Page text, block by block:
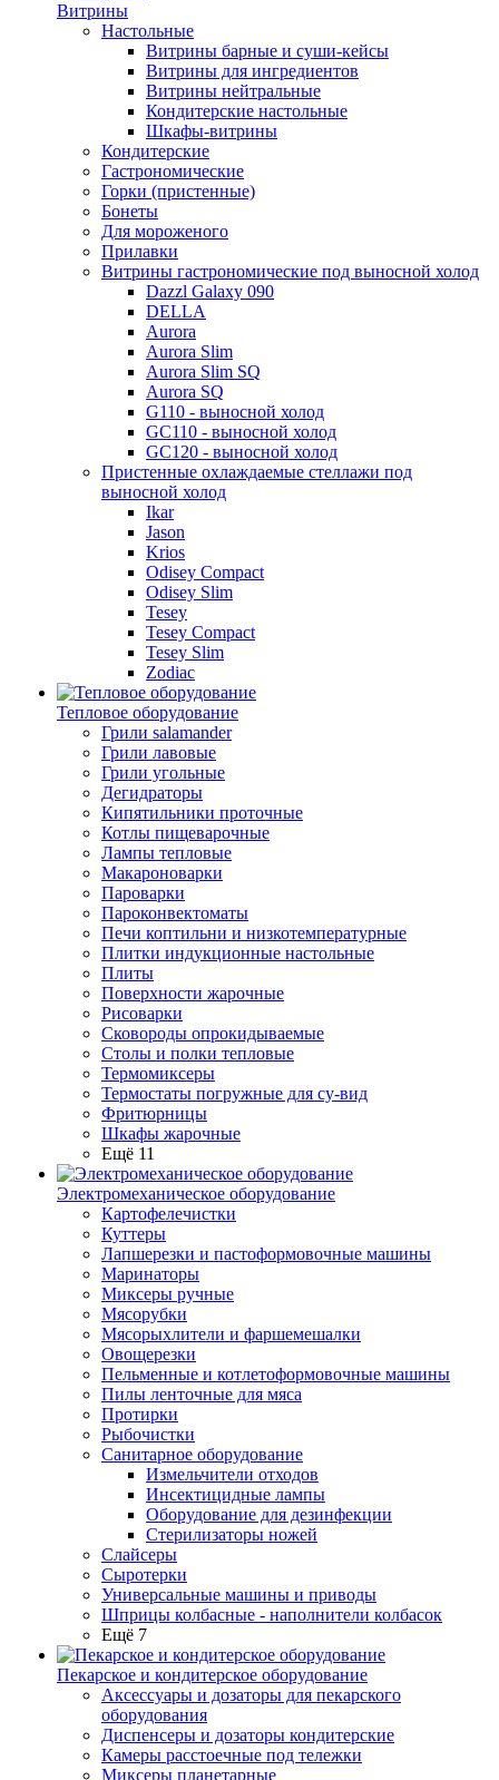
Витрины
Настольные
Витрины барные и суши-кейсы
Витрины для ингредиентов
Витрины нейтральные
Кондитерские настольные
Шкафы-витрины
Кондитерские
Гастрономические
Горки (пристенные)
Бонеты
Для мороженого
Прилавки
Витрины гастрономические под выносной холод
Dazzl Galaxy 090
DELLA
Aurora
Aurora Slim
Aurora Slim SQ
Aurora SQ
G110 - выносной холод
GC110 - выносной холод
GC120 - выносной холод
Пристенные охлаждаемые стеллажи под
выносной холод
Ikar
Jason
Krios
Odisey Compact
Odisey Slim
Tesey
Tesey Compact
Tesey Slim
Zodiac
Тепловое оборудование
Грили salamander
Грили лавовые
Грили угольные
Дегидраторы
Кипятильники проточные
Котлы пищеварочные
Лампы тепловые
Макароноварки
Пароварки
Пароконвектоматы
Печи коптильни и низкотемпературные
Плитки индукционные настольные
Плиты
Поверхности жарочные
Рисоварки
Сковороды опрокидываемые
Столы и полки тепловые
Термомиксеры
Термостаты погружные для су-вид
Фритюрницы
Шкафы жарочные
Ещё 11
Электромеханическое оборудование
Картофелечистки
Куттеры
Лапшерезки и пастоформовочные машины
Маринаторы
Миксеры ручные
Мясорубки
Мясорыхлители и фаршемешалки
Овощерезки
Пельменные и котлетоформовочные машины
Пилы ленточные для мяса
Протирки
Рыбочистки
Санитарное оборудование
Измельчители отходов
Инсектицидные лампы
Оборудование для дезинфекции
Стерилизаторы ножей
Слайсеры
Сыротерки
Универсальные машины и приводы
Шприцы колбасные - наполнители колбасок
Ещё 7
Пекарское и кондитерское оборудование
Аксессуары и дозаторы для пекарского
оборудования
Диспенсеры и дозаторы кондитерские
Камеры расстоечные под тележки
Миксеры планетарные